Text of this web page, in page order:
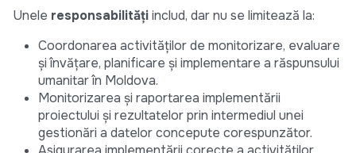
Unele responsabilitățiinclud, dar nu se limitează la:
Coordonarea activităților de monitorizare, evaluare
și învățare, planificare și implementare a răspunsului
umanitar în Moldova.
Monitorizarea și raportarea implementării
proiectului și rezultatelor prin intermediul unei
gestionări a datelor concepute corespunzător.